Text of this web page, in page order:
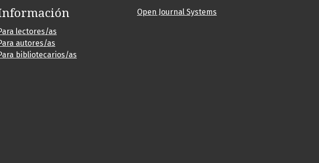
lectores/as
autores/as
bibliotecarios/as
Open Journal Systems